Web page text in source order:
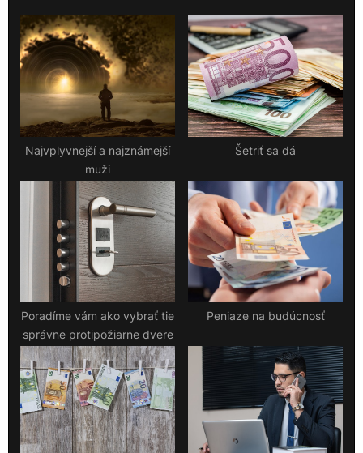
u
s
P
s
t
o
s
Najvplyvnejší a najznámejší
muži
Šetriť sa dá
Poradíme vám ako vybrať tie
správne protipožiarne dvere
Peniaze na budúcnosť